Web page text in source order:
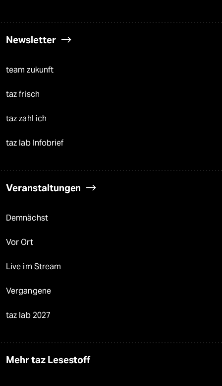
Newsletter
team zukunft
taz frisch
taz zahl ich
taz lab Infobrief
Veranstaltungen
Demnächst
Vor Ort
Live im Stream
Vergangene
taz lab 2027
Mehr taz Lesestoff